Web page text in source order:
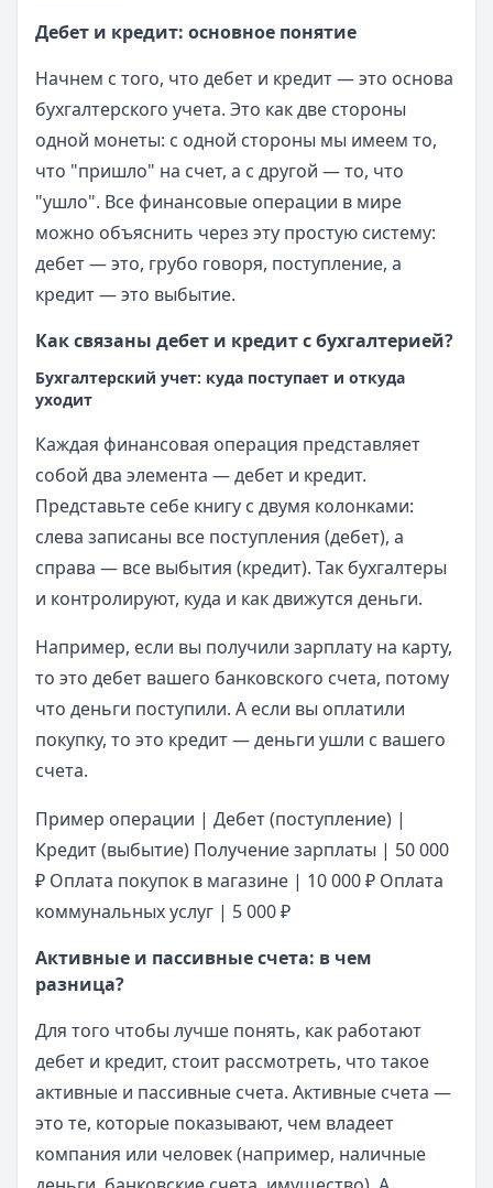
Дебет и кредит: основное понятие
Начнем с того, что дебет и кредит — это основа
бухгалтерского учета. Это как две стороны
одной монеты: с одной стороны мы имеем то,
что "пришло" на счет, а с другой — то, что
"ушло". Все финансовые операции в мире
можно объяснить через эту простую систему:
дебет — это, грубо говоря, поступление, а
кредит — это выбытие.
Как связаны дебет и кредит с бухгалтерией?
Бухгалтерский учет: куда поступает и откуда
уходит
Каждая финансовая операция представляет
собой два элемента — дебет и кредит.
Представьте себе книгу с двумя колонками:
слева записаны все поступления (дебет), а
справа — все выбытия (кредит). Так бухгалтеры
и контролируют, куда и как движутся деньги.
Например, если вы получили зарплату на карту,
то это дебет вашего банковского счета, потому
что деньги поступили. А если вы оплатили
покупку, то это кредит — деньги ушли с вашего
счета.
Пример операции | Дебет (поступление) |
Кредит (выбытие) Получение зарплаты | 50 000
₽ Оплата покупок в магазине | 10 000 ₽ Оплата
коммунальных услуг | 5 000 ₽
Активные и пассивные счета: в чем
разница?
Для того чтобы лучше понять, как работают
дебет и кредит, стоит рассмотреть, что такое
активные и пассивные счета. Активные счета —
это те, которые показывают, чем владеет
компания или человек (например, наличные